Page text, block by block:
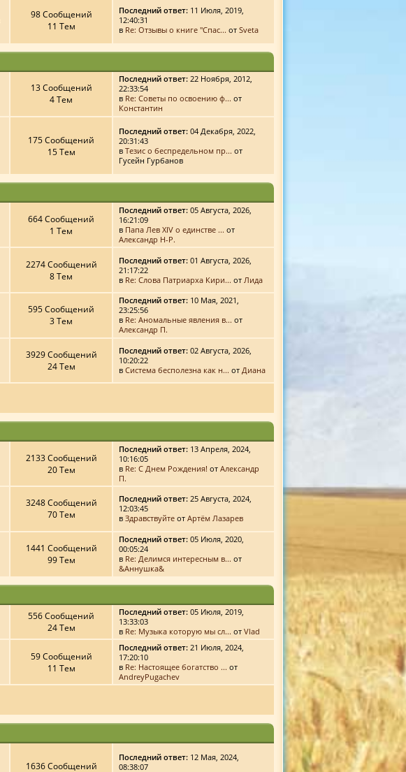
98 Сообщений
11 Тем
Последний ответ:11 Июля, 2019,
12:40:31
в Re: Отзывы о книге "Спас... от Sveta
13 Сообщений
4 Тем
Последний ответ:22 Ноября, 2012,
22:33:54
в Re: Советы по освоению ф... от
Константин
175 Сообщений
15 Тем
Последний ответ:04 Декабря, 2022,
20:31:43
в Тезис о беспредельном пр... от
Гусейн Гурбанов
664 Сообщений
1 Тем
Последний ответ:05 Августа, 2026,
16:21:09
в Папа Лев XIV о единстве ... от
Александр Н-Р.
2274 Сообщений
8 Тем
Последний ответ:01 Августа, 2026,
21:17:22
в Re: Слова Патриарха Кири... от Лида
595 Сообщений
3 Тем
Последний ответ:10 Мая, 2021,
23:25:56
в Re: Аномальные явления в... от
Александр П.
3929 Сообщений
24 Тем
Последний ответ:02 Августа, 2026,
10:20:22
в Система бесполезна как н... от Диана
2133 Сообщений
20 Тем
Последний ответ:13 Апреля, 2024,
10:16:05
в Re: С Днем Рождения! от Александр
П.
3248 Сообщений
70 Тем
Последний ответ:25 Августа, 2024,
12:03:45
в Здравствуйтеот Артём Лазарев
1441 Сообщений
99 Тем
Последний ответ:05 Июля, 2020,
00:05:24
в Re: Делимся интересным в... от
&Аннушка&
556 Сообщений
24 Тем
Последний ответ:05 Июля, 2019,
13:33:03
в Re: Музыка которую мы сл... от Vlad
59 Сообщений
11 Тем
Последний ответ:21 Июля, 2024,
17:20:10
в Re: Настоящее богатство ... от
AndreyPugachev
1636 Сообщений
Последний ответ:12 Мая, 2024,
08:38:07